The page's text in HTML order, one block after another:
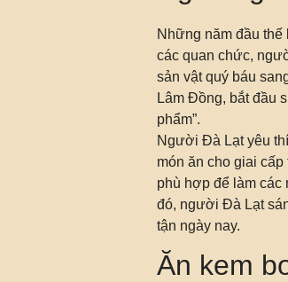
Những năm đầu
các quan chức,
sản vật quý báu
Lâm Đồng, bắt đầu
phẩm”.
Người Đà Lạt yêu
món ăn cho giai
phù hợp để làm các
đó, người Đà Lạt
tận ngày nay.
Ăn kem